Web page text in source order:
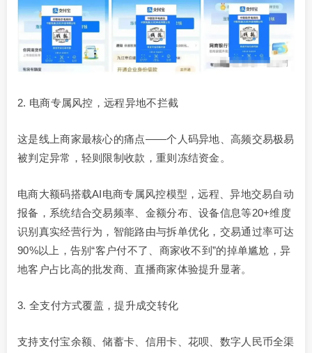
2. 电商专属风控，远程异地不拦截
这是线上商家最核心的痛点——个人码异地、高频交易极易
被判定异常，轻则限制收款，重则冻结资金。
电商大额码搭载AI电商专属风控模型，远程、异地交易自动
报备，系统结合交易频率、金额分布、设备信息等20+维度
识别真实经营行为，智能路由与拆单优化，交易通过率可达
90%以上，告别“客户付不了、商家收不到”的掉单尴尬，异
地客户占比高的批发商、直播商家体验提升显著。
3. 全支付方式覆盖，提升成交转化
支持支付宝余额、储蓄卡、信用卡、花呗、数字人民币全渠